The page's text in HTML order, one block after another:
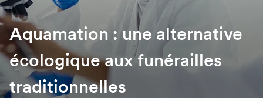
Aquamation : une alternative
écologique aux funérailles
traditionnelles